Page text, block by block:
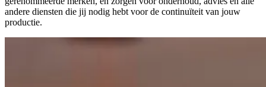
andere diensten die jij nodig hebt voor de continuïteit van jouw
productie.